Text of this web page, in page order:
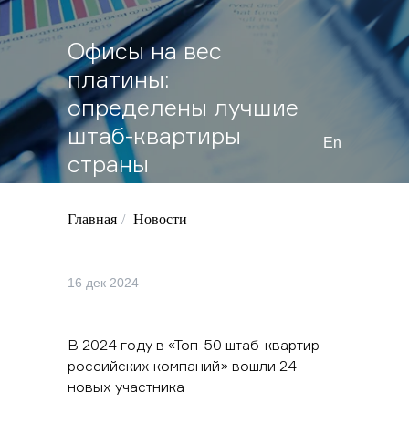
Офисы на вес
платины:
определены лучшие
штаб-квартиры
страны
En
Главная / Новости
16 дек 2024
В 2024 году в «Топ-50 штаб-квартир
российских компаний» вошли 24
новых участника